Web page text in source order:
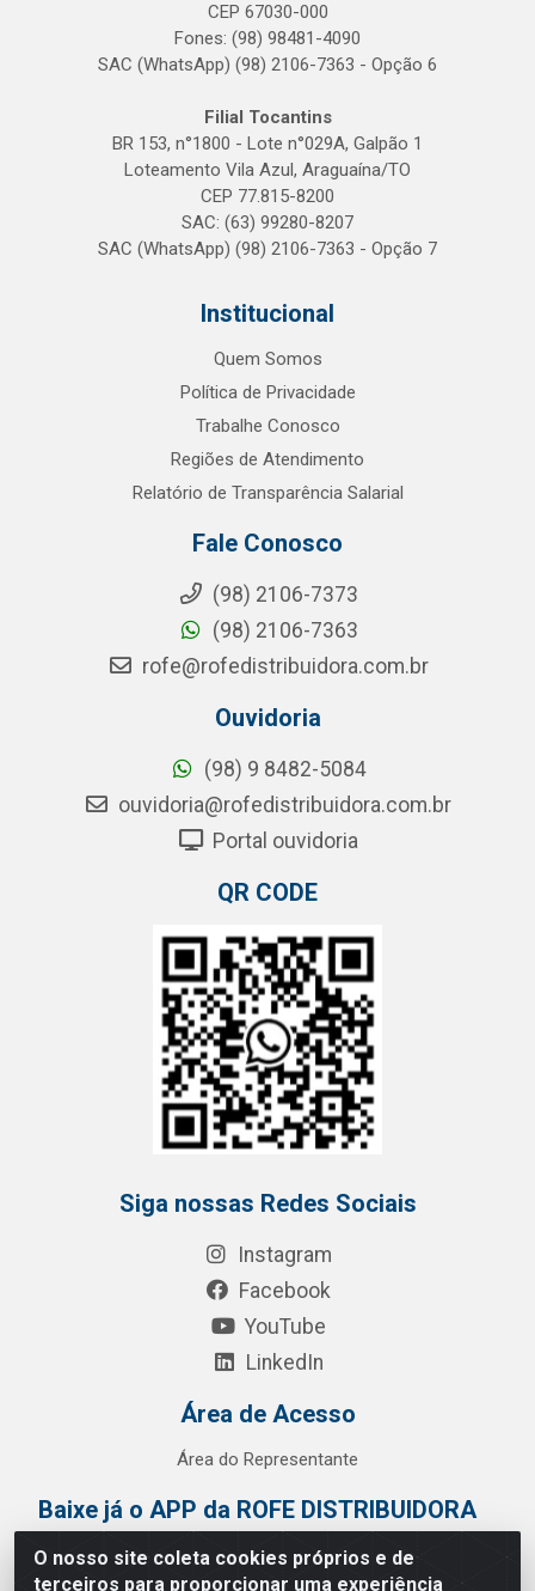
O nosso site coleta cookies próprios e de
terceiros para proporcionar uma experiência
CEP 67030-000
Fones: (98) 98481-4090
SAC (WhatsApp) (98) 2106-7363 - Opção 6
Filial Tocantins
BR 153, n°1800 - Lote n°029A, Galpão 1
Loteamento Vila Azul, Araguaína/TO
CEP 77.815-8200
SAC: (63) 99280-8207
SAC (WhatsApp) (98) 2106-7363 - Opção 7
Institucional
Quem Somos
Política de Privacidade
Trabalhe Conosco
Regiões de Atendimento
Relatório de Transparência Salarial
Fale Conosco
(98) 2106-7373
(98) 2106-7363
rofe@rofedistribuidora.com.br
Ouvidoria
(98) 9 8482-5084
ouvidoria@rofedistribuidora.com.br
Portal ouvidoria
QR CODE
Siga nossas Redes Sociais
Instagram
Facebook
YouTube
LinkedIn
Área de Acesso
Área do Representante
Baixe já o APP da ROFE DISTRIBUIDORA